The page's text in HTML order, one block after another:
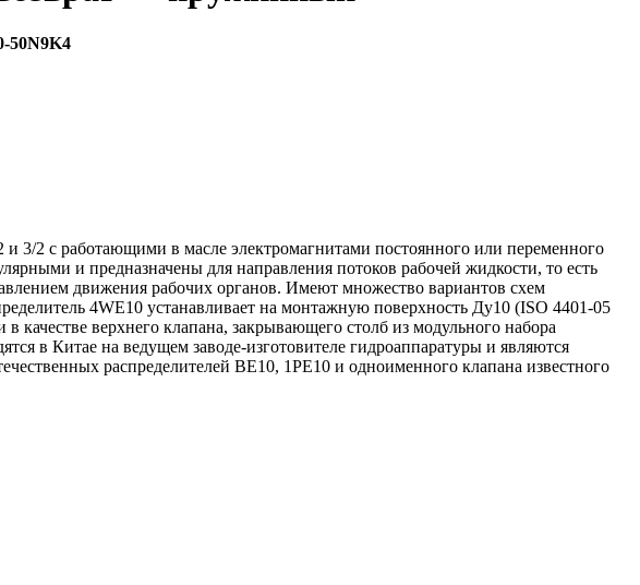
50N9K4
и 3/2 с работающими в масле электромагнитами постоянного или переменного
и предназначены для направления потоков рабочей жидкости, то есть
движения рабочих органов. Имеют множество вариантов схем
4WE10 устанавливает на монтажную поверхность Ду10 (ISO 4401-05
качестве верхнего клапана, закрывающего столб из модульного набора
в Китае на ведущем заводе-изготовителе гидроаппаратуры и являются
распределителей ВЕ10, 1РЕ10 и одноименного клапана известного